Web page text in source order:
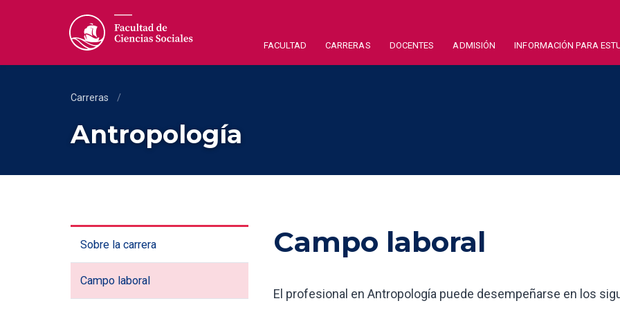
FACULTAD CARRERAS DOCENTES ADMISIÓN INFORMACIÓN PARA
Carreras /
Antropología
Sobre la carrera
Campo laboral
Campo laboral
El profesional en Antropología puede desempeñarse en los